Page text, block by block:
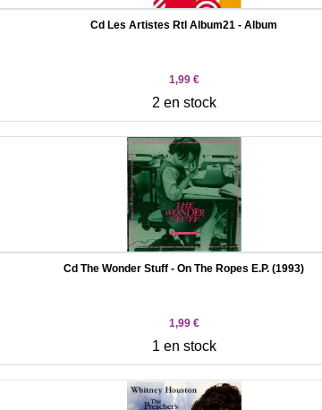
Cd Les Artistes Rtl Album21 - Album
1,99 €
2 en stock
Cd The Wonder Stuff - On The Ropes E.P. (1993)
1,99 €
1 en stock